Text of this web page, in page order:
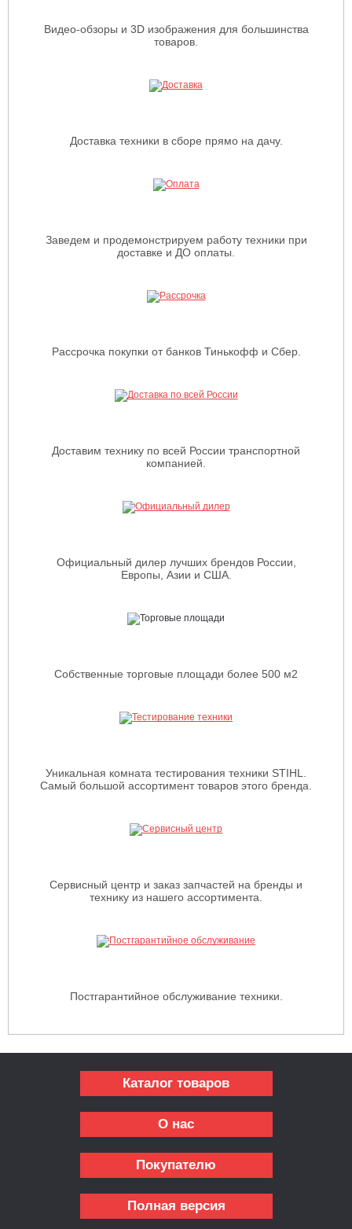
Видео-обзоры и 3D изображения для большинства
товаров.
Доставка техники в сборе прямо на дачу.
Заведем и продемонстрируем работу техники при
доставке и ДО оплаты.
Рассрочка покупки от банков Тинькофф и Сбер.
Доставим технику по всей России транспортной
компанией.
Официальный дилер лучших брендов России,
Европы, Азии и США.
Собственные торговые площади более 500 м2
Уникальная комната тестирования техники STIHL.
Самый большой ассортимент товаров этого бренда.
Сервисный центр и заказ запчастей на бренды и
технику из нашего ассортимента.
Постгарантийное обслуживание техники.
Каталог товаров
О нас
Покупателю
Полная версия